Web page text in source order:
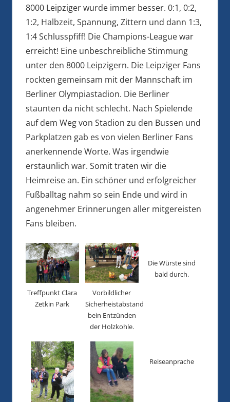
8000 Leipziger wurde immer besser. 0:1, 0:2,
1:2, Halbzeit, Spannung, Zittern und dann 1:3,
1:4 Schlusspfiff! Die Champions-League war
erreicht! Eine unbeschreibliche Stimmung
unter den 8000 Leipzigern. Die Leipziger Fans
rockten gemeinsam mit der Mannschaft im
Berliner Olympiastadion. Die Berliner
staunten da nicht schlecht. Nach Spielende
auf dem Weg von Stadion zu den Bussen und
Parkplatzen gab es von vielen Berliner Fans
anerkennende Worte. Was irgendwie
erstaunlich war. Somit traten wir die
Heimreise an. Ein schöner und erfolgreicher
Fußballtag nahm so sein Ende und wird in
angenehmer Erinnerungen aller mitgereisten
Fans bleiben.
Treffpunkt Clara
Zetkin Park
Vorbildlicher
Sicherheistabstand
bein Entzünden
der Holzkohle.
Die Würste sind
bald durch.
Reiseanprache